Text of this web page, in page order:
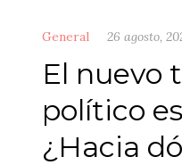
General 26 agosto,
El nuevo
político
¿Hacia